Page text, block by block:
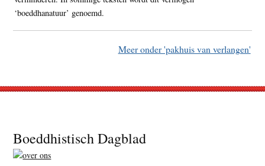
‘boeddhanatuur’ genoemd.
Meer onder 'pakhuis van verlangen'
Footer
Boeddhistisch Dagblad